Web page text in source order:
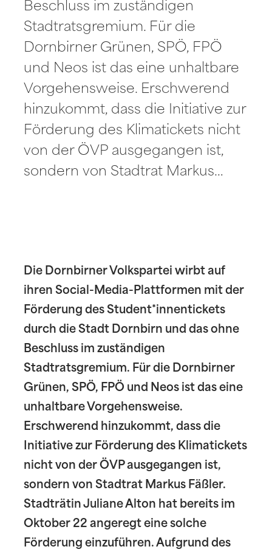
Beschluss im zuständigen
Stadtratsgremium. Für die
Dornbirner Grünen, SPÖ, FPÖ
und Neos ist das eine unhaltbare
Vorgehensweise. Erschwerend
hinzukommt, dass die Initiative zur
Förderung des Klimatickets nicht
von der ÖVP ausgegangen ist,
sondern von Stadtrat Markus…
Die Dornbirner Volkspartei wirbt auf
ihren Social-Media-Plattformen mit der
Förderung des Student*innentickets
durch die Stadt Dornbirn und das ohne
Beschluss im zuständigen
Stadtratsgremium. Für die Dornbirner
Grünen, SPÖ, FPÖ und Neos ist das eine
unhaltbare Vorgehensweise.
Erschwerend hinzukommt, dass die
Initiative zur Förderung des Klimatickets
nicht von der ÖVP ausgegangen ist,
sondern von Stadtrat Markus Fäßler.
Stadträtin Juliane Alton hat bereits im
Oktober 22 angeregt eine solche
Förderung einzuführen. Aufgrund des